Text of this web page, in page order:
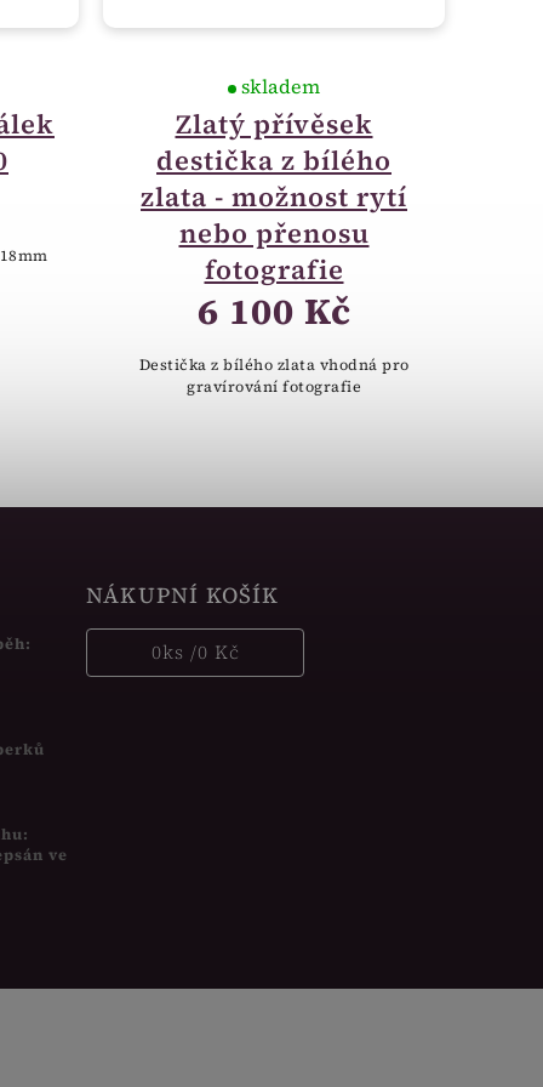
Zlatý přívěsek
destička z bílého
zlata - možnost rytí
nebo přenosu
fotografie
skladem
6 100 Kč
Destička z bílého zlata vhodná pro
gravírování fotografie
ve
NÁKUPNÍ KOŠÍK
0ks /0 Kč